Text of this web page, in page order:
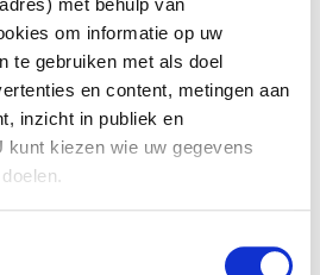
met behulp van
om informatie op uw
te gebruiken met als doel
en content, metingen aan
inzicht in publiek en
kunt kiezen wie uw gegevens
over uw geografische